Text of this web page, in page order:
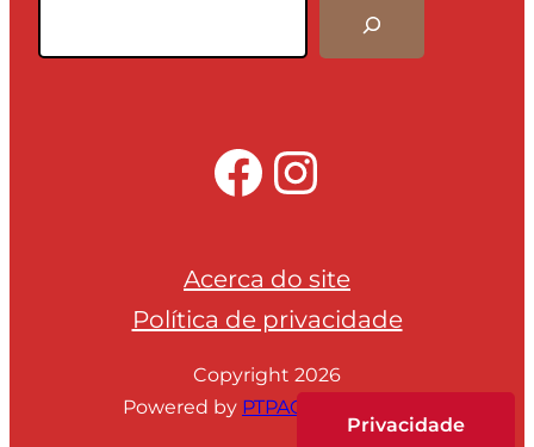
Facebook
Acerca do site
Política de privacidade
Copyright 2026
Powered by PTPAC webmedia
Privacidade